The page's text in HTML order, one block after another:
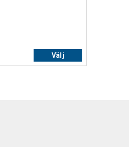
Välj